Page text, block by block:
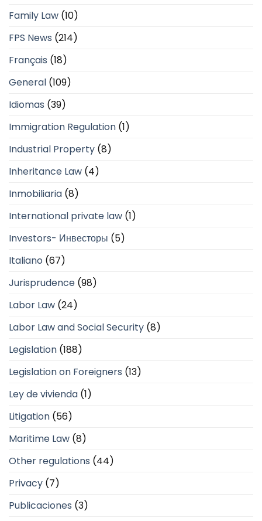
Family Law (10)
FPS News (214)
Français (18)
General (109)
Idiomas (39)
Immigration Regulation (1)
Industrial Property (8)
Inheritance Law (4)
Inmobiliaria (8)
International private law (1)
Investors- Инвесторы (5)
Italiano (67)
Jurisprudence (98)
Labor Law (24)
Labor Law and Social Security (8)
Legislation (188)
Legislation on Foreigners (13)
Ley de vivienda (1)
Litigation (56)
Maritime Law (8)
Other regulations (44)
Privacy (7)
Publicaciones (3)